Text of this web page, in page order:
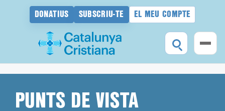
DONATIUS SUBSCRIU-TE EL MEU COMPTE
contingutPUNTS DE VISTA